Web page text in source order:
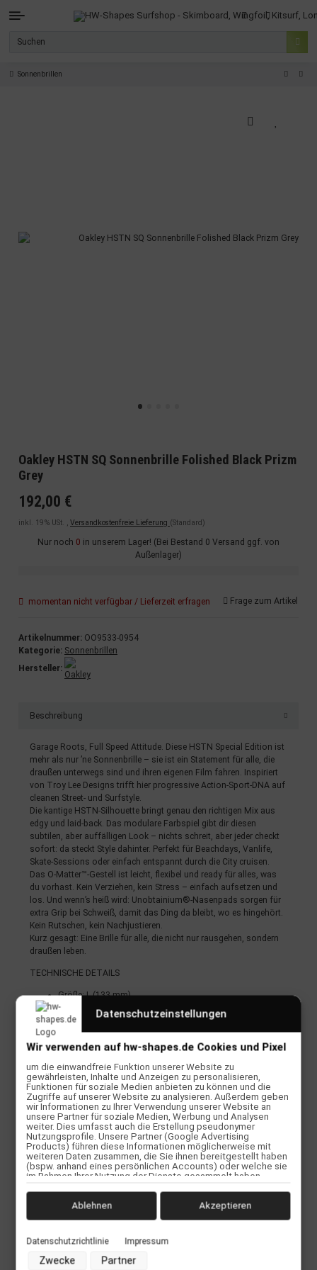
Sonnenbrillen
Oakley HSTN SQ Sonnenbrille Folished Black Prizm
Grey
192,00 €
inkl. 19% USt. , Versandkostenfreie Lieferung (Standard)
Nur noch 0 in unserem Lager! (Bei Bestand 0 Versand ggf. von
Außenlager)
momentan nicht verfügbar / Lieferzeit erfragen Frage zum Artikel
Artikelnummer: OO9533-0954
Kategorie: Sonnenbrillen
Hersteller:
Beschreibung
Garage Roots, Full Speed Attitude. Diese HSTN Special Edition ist
mehr als nur ’ne Sonnenbrille – sie ist ein Statement für alle, die
draußen unterwegs sind und ihren eigenen Film fahren. Inspiriert
von Troy Lee Designs trifft hier progressive Action-Sport-DNA auf
cleanen Street- und Surfstyle.
Die kantige HSTN-Silhouette bringt genau den richtigen Mix aus
edgy und laid-back. Das modulare Farbspiel gibt dir diesen
subtilen, aber auffälligen Look – nichts schreit, aber jeder checkt
sofort: da steckt Style dahinter. Perfekt für Beachdays, Vanlife,
Skate-Sessions oder einfach entspannt durch die City cruisen.
Das O-Matter™-Gestell ist leicht, flexibel und ready für alles, was
du vorhast. Kein Verziehen, kein Stress – einfach aufsetzen und
los. Und wenn’s heiß wird: Unobtainium®-Nasenpads sorgen für
extra Grip bei Schweiß, damit das Ding da bleibt, wo es hingehört.
Kein Rutschen, kein Nachjustieren.
Kurz gesagt: Eine Brille für alle, die nicht nur rausgehen, sondern
draußen leben.
TECHNISCHE DETAILS
Größe: L (133 mm)
Rahmen: O-Matter™ – leicht, flexibel & extrem langlebig
Nasenpads: Unobtainium® – mehr Grip bei Feuchtigkeit
Design: Kantige HSTN-Form mit modularem Farbspiel
Details: Hochwertige Metal-Elemente
FEATURES & PERFORMANCE
Zeitloser runder Lifestyle Frame mit sportlicher Oakley
DNA
Prizm™ Ruby Polarized Gläser für starke Kontraste &
reduzierte Blendung
Ideal für helle Lichtverhältnisse
O Matter™ Rahmenmaterial – leicht, robust & formstabil
Vollrand-Konstruktion für langlebige Performance
Spiegelnde Glasbeschichtung für klare Sicht & stylischen
Look
Lichtübertragung: 15 %
Lichtverhältnisse: Helles Licht
Datenschutzeinstellungen
Wir verwenden auf hw-shapes.de Cookies und Pixel
um die einwandfreie Funktion unserer Website zu
gewährleisten, Inhalte und Anzeigen zu personalisieren,
Funktionen für soziale Medien anbieten zu können und die
Zugriffe auf unserer Website zu analysieren. Außerdem geben
wir Informationen zu Ihrer Verwendung unserer Website an
unsere Partner für soziale Medien, Werbung und Analysen
weiter. Dies umfasst auch die Erstellung pseudonymer
Nutzungsprofile. Unsere Partner (Google Advertising
Products) führen diese Informationen möglicherweise mit
weiteren Daten zusammen, die Sie ihnen bereitgestellt haben
(bspw. anhand eines persönlichen Accounts) oder welche sie
im Rahmen Ihrer Nutzung der Dienste gesammelt haben
Nutzung von Cookies und Pixeln können Sie jederzeit
widerrufen, indem Sie auf den Datenschutz-Button links unten
Zwecke der Datenverarbeitung durch unsere Partner:
Speichern von oder Zugriff auf Informationen auf einem
Datenschutzrichtlinie Impressum
Zwecke Partner
Ablehnen Akzeptieren